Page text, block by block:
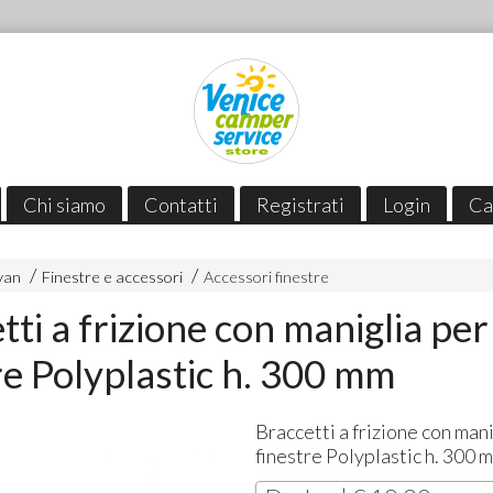
Chi siamo Contatti Registrati Login
Finestre e accessori Accessori finestre
a frizione con maniglia per
Polyplastic h. 300 mm
Braccetti a frizione con
finestre Polyplastic h. 300